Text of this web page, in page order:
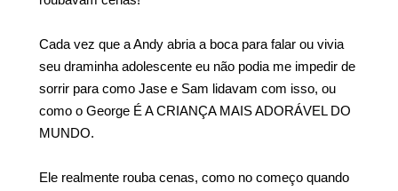
Cada vez que a Andy abria a boca para falar ou vivia
seu draminha adolescente eu não podia me impedir de
sorrir para como Jase e Sam lidavam com isso, ou
como o George É A CRIANÇA MAIS ADORÁVEL DO
MUNDO.
Ele realmente rouba cenas, como no começo quando